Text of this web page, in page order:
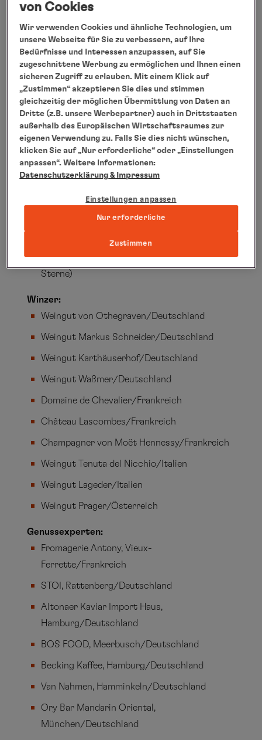
Schweiz (3 Michelin-Sterne)
Thorsten Bender, SEIN, Deutschland (2
Michelin-Sterne)
Dirk Luther, Meierei, Deutschland (2 Michelin-
Sterne)
Martin Stopp, ATAMA by Martin Stopp,
Deutschland (2 Michelin-Sterne)
Jurgen van der Zalm, Restaurant Vinkeles,
Niederlande (2 Michelin-Sterne)
Thomas Dorfer, Landhaus Bacher, Österreich
(2 Michelin-Sterne)
Dieter Koschina, Vila Joya, Portugal (2
Tanja Grandits, STUCKI, Schweiz (2 Michelin-
Sterne)
Winzer:
Weingut von Othegraven/Deutschland
Weingut Markus Schneider/Deutschland
Weingut Karthäuserhof/Deutschland
Weingut Waßmer/Deutschland
Domaine de Chevalier/Frankreich
Château Lascombes/Frankreich
Champagner von Moët Hennessy/Frankreich
Weingut Tenuta del Nicchio/Italien
Weingut Lageder/Italien
Weingut Prager/Österreich
Genussexperten:
Fromagerie Antony, Vieux-
Ferrette/Frankreich
STOI, Rattenberg/Deutschland
Altonaer Kaviar Import Haus,
Hamburg/Deutschland
BOS FOOD, Meerbusch/Deutschland
Becking Kaffee, Hamburg/Deutschland
Van Nahmen, Hamminkeln/Deutschland
Ory Bar Mandarin Oriental,
München/Deutschland
von Cookies
Wir verwenden Cookies und ähnliche Technologien, um
unsere Webseite für Sie zu verbessern, auf Ihre
Bedürfnisse und Interessen anzupassen, auf Sie
zugeschnittene Werbung zu ermöglichen und Ihnen einen
sicheren Zugriff zu erlauben. Mit einem Klick auf
„Zustimmen“ akzeptieren Sie dies und stimmen
gleichzeitig der möglichen Übermittlung von Daten an
Dritte (z.B. unsere Werbepartner) auch in Drittstaaten
außerhalb des Europäischen Wirtschaftsraumes zur
eigenen Verwendung zu. Falls Sie dies nicht wünschen,
klicken Sie auf „Nur erforderliche“ oder „Einstellungen
anpassen“. Weitere Informationen:
Datenschutzerklärung & Impressum
Einstellungen anpassen
Nur erforderliche
Zustimmen